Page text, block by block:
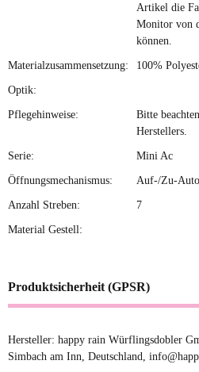
Artikel die
Monitor von
können.
Materialzusammensetzung: 100%
Optik:
Pflegehinweise:
Bitte
Herstellers.
Serie: Mini Ac
Öffnungsmechanismus: Auf-/Zu-
Anzahl Streben: 7
Material Gestell:
Produktsicherheit (GPSR)
Hersteller: happy rain Würflingsdobler
Simbach am Inn, Deutschland,